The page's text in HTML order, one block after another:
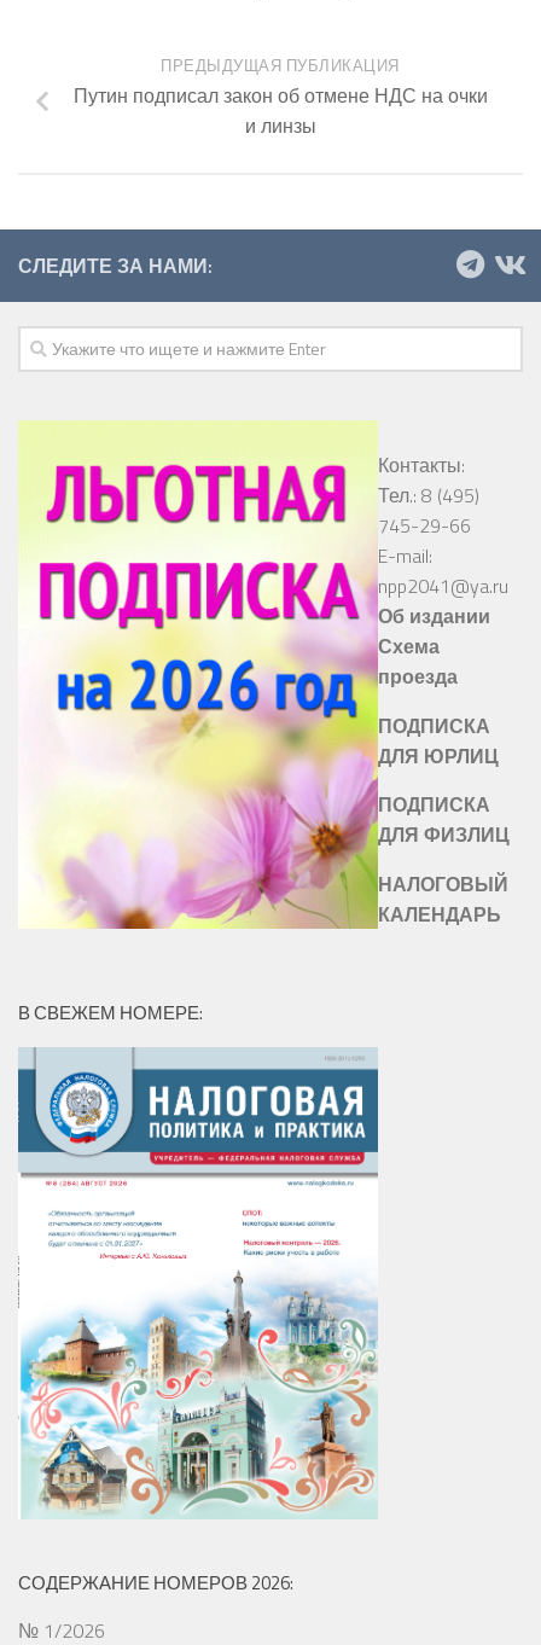
ПРЕДЫДУЩАЯ ПУБЛИКАЦИЯ
Путин подписал закон об отмене НДС на очки
и линзы
СЛЕДИТЕ ЗА НАМИ:
Контакты:
Тел.: 8 (495)
745-29-66
E-mail:
npp2041@ya.ru
Об издании
Схема
проезда
ПОДПИСКА
ДЛЯ ЮРЛИЦ
ПОДПИСКА
ДЛЯ ФИЗЛИЦ
НАЛОГОВЫЙ
КАЛЕНДАРЬ
В СВЕЖЕМ НОМЕРЕ:
СОДЕРЖАНИЕ НОМЕРОВ 2026:
№ 1/2026